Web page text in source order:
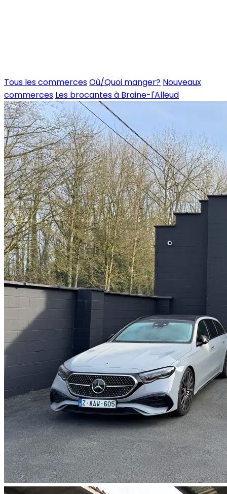
Tous les commercesOù/Quoi manger? Nouveaux
commerces Les brocantes à Braine-l'Alleud